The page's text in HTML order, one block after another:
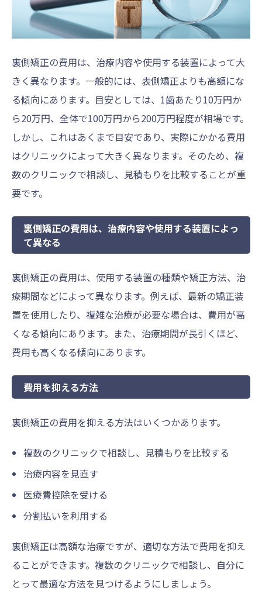
裏側矯正の費用は、治療内容や使用する装置によって大
きく異なります。一般的には、表側矯正よりも高額にな
る傾向にあります。目安としては、1歯あたり10万円か
ら20万円、全体で100万円から200万円程度が相場です。
しかし、これはあくまで目安であり、実際にかかる費用
はクリニックによって大きく異なります。そのため、複
数のクリニックで相談し、見積もりを比較することが重
要です。
裏側矯正の費用は、治療内容や使用する装置によっ
て異なる
裏側矯正の費用は、使用する装置の種類や矯正方法、治
療期間などによって異なります。例えば、最新の矯正装
置を使用したり、複雑な治療が必要な場合は、費用が高
くなる傾向にあります。また、治療期間が長引くほど、
費用も高くなる傾向にあります。
費用を抑える方法
裏側矯正の費用を抑える方法はいくつかあります。
複数のクリニックで相談し、見積もりを比較する
治療内容を見直す
医療費控除を受ける
分割払いを利用する
裏側矯正は高額な治療ですが、適切な方法で費用を抑え
ることができます。複数のクリニックで相談し、自分に
とって最適な方法を見つけるようにしましょう。